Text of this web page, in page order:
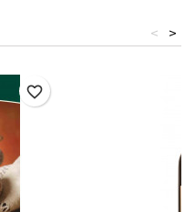
>
<
favorite_border